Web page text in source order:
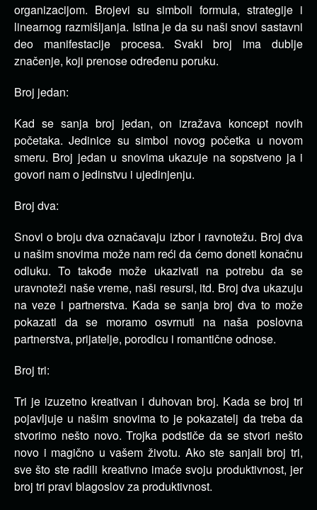
organizacijom. Brojevi su simboli formula, strategije i
linearnog razmišljanja. Istina je da su naši snovi sastavni
deo manifestacije procesa. Svaki broj ima dublje
značenje, koji prenose određenu poruku.
Broj jedan:
Kad se sanja broj jedan, on izražava koncept novih
početaka. Jedinice su simbol novog početka u novom
smeru. Broj jedan u snovima ukazuje na sopstveno ja i
govori nam o jedinstvu i ujedinjenju.
Broj dva:
Snovi o broju dva označavaju izbor i ravnotežu. Broj dva
u našim snovima može nam reći da ćemo doneti konačnu
odluku. To takođe može ukazivati na potrebu da se
uravnoteži naše vreme, naši resursi, itd. Broj dva ukazuju
na veze i partnerstva. Kada se sanja broj dva to može
pokazati da se moramo osvrnuti na naša poslovna
partnerstva, prijatelje, porodicu i romantične odnose.
Broj tri:
Tri je izuzetno kreativan i duhovan broj. Kada se broj tri
pojavljuje u našim snovima to je pokazatelj da treba da
stvorimo nešto novo. Trojka podstiče da se stvori nešto
novo i magično u vašem životu. Ako ste sanjali broj tri,
sve što ste radili kreativno imaće svoju produktivnost, jer
broj tri pravi blagoslov za produktivnost.